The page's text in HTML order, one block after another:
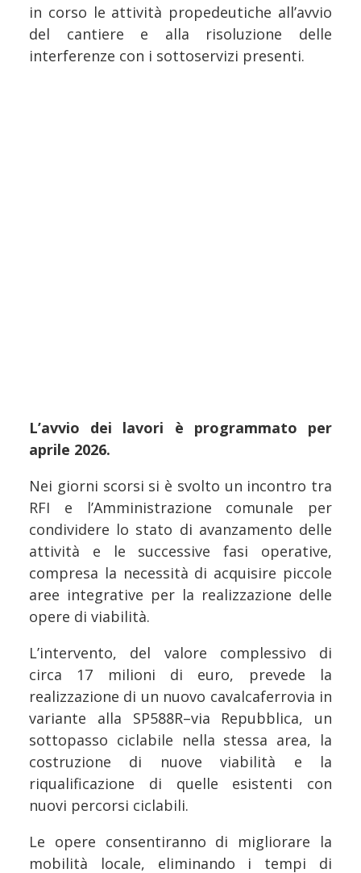
in corso le attività propedeutiche all’avvio
del cantiere e alla risoluzione delle
interferenze con i sottoservizi presenti.
L’avvio dei lavori è programmato per
aprile 2026.
Nei giorni scorsi si è svolto un incontro tra
RFI e l’Amministrazione comunale per
condividere lo stato di avanzamento delle
attività e le successive fasi operative,
compresa la necessità di acquisire piccole
aree integrative per la realizzazione delle
opere di viabilità.
L’intervento, del valore complessivo di
circa 17 milioni di euro, prevede la
realizzazione di un nuovo cavalcaferrovia in
variante alla SP588R–via Repubblica, un
sottopasso ciclabile nella stessa area, la
costruzione di nuove viabilità e la
riqualificazione di quelle esistenti con
nuovi percorsi ciclabili.
Le opere consentiranno di migliorare la
mobilità locale, eliminando i tempi di